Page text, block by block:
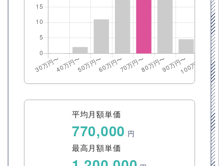
平均月額単価
770,000 円
最高月額単価